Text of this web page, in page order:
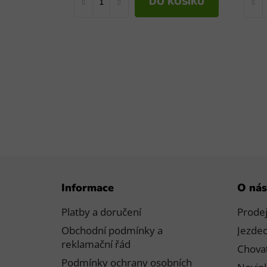
Informace
Platby a doručení
Obchodní podmínky a
reklamační řád
Podmínky ochrany osobních
O nás